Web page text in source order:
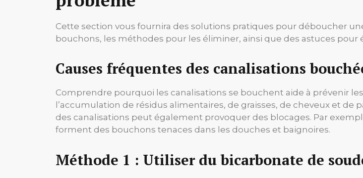
Cette section vous fournira des solutions pratiques pour déboucher
bouchons, les méthodes pour les éliminer, ainsi que des astuces pour
Causes fréquentes des canalisations
Comprendre pourquoi les canalisations se bouchent aide à prévenir
l’accumulation de résidus alimentaires, de graisses, de cheveux et
des canalisations peut également provoquer des blocages. Par
forment des bouchons tenaces dans les douches et baignoires.
Méthode 1 : Utiliser du bicarbonate de